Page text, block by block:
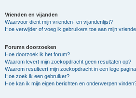
Vrienden en vijanden
Waarvoor dient mijn vrienden- en vijandenlijst?
Hoe verwijder of voeg ik gebruikers toe aan mijn
Forums doorzoeken
Hoe doorzoek ik het forum?
Waarom levert mijn zoekopdracht geen resultaten op?
Waarom resulteert mijn zoekopdracht in een lege
Hoe zoek ik een gebruiker?
Hoe kan ik mijn eigen berichten en onderwerpen